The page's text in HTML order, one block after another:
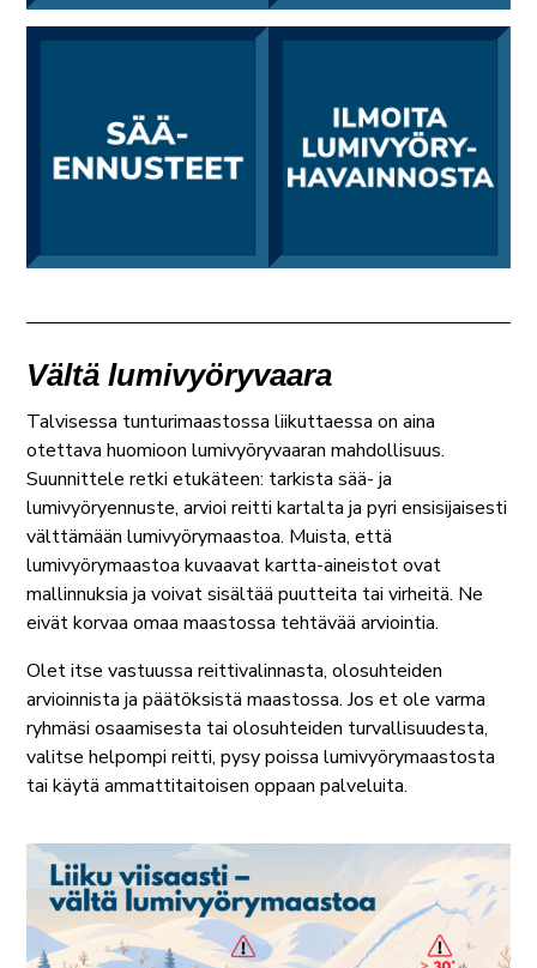
Vältä lumivyöryvaara
Talvisessa tunturimaastossa liikuttaessa on aina
otettava huomioon lumivyöryvaaran mahdollisuus.
Suunnittele retki etukäteen: tarkista sää- ja
lumivyöryennuste, arvioi reitti kartalta ja pyri ensisijaisesti
välttämään lumivyörymaastoa. Muista, että
lumivyörymaastoa kuvaavat kartta-aineistot ovat
mallinnuksia ja voivat sisältää puutteita tai virheitä. Ne
eivät korvaa omaa maastossa tehtävää arviointia.
Olet itse vastuussa reittivalinnasta, olosuhteiden
arvioinnista ja päätöksistä maastossa. Jos et ole varma
ryhmäsi osaamisesta tai olosuhteiden turvallisuudesta,
valitse helpompi reitti, pysy poissa lumivyörymaastosta
tai käytä ammattitaitoisen oppaan palveluita.